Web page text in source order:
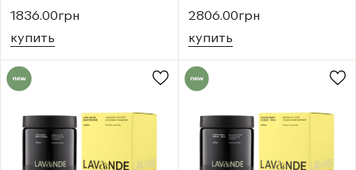
1836.00грн
купить
2806.00грн
купить